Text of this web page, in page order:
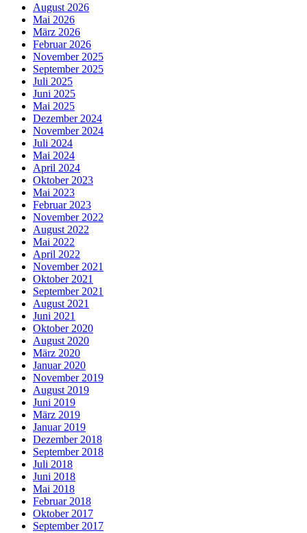
August 2026
Mai 2026
März 2026
Februar 2026
November 2025
September 2025
Juli 2025
Juni 2025
Mai 2025
Dezember 2024
November 2024
Juli 2024
Mai 2024
April 2024
Oktober 2023
Mai 2023
Februar 2023
November 2022
August 2022
Mai 2022
April 2022
November 2021
Oktober 2021
September 2021
August 2021
Juni 2021
Oktober 2020
August 2020
März 2020
Januar 2020
November 2019
August 2019
Juni 2019
März 2019
Januar 2019
Dezember 2018
September 2018
Juli 2018
Juni 2018
Mai 2018
Februar 2018
Oktober 2017
September 2017